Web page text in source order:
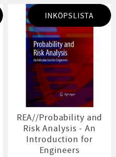
REA//Probability and
Risk Analysis - An
Introduction for
Engineers
INKÖPSLISTA